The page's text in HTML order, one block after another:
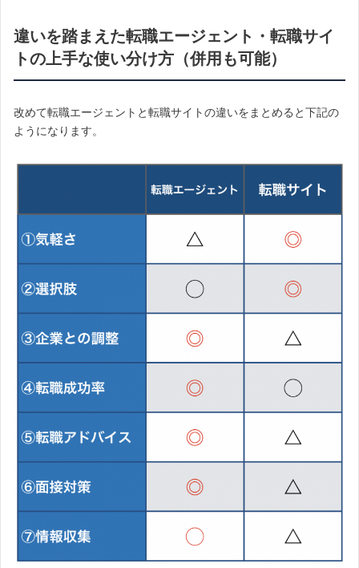
違いを踏まえた転職エージェント・転職サイ
トの上手な使い分け方（併用も可能）
改めて転職エージェントと転職サイトの違いをまとめると下記の
ようになります。